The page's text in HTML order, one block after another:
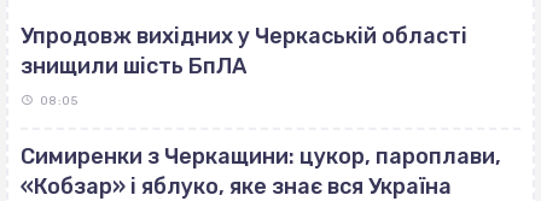
Упродовж вихідних у Черкаській області
знищили шість БпЛА
08:05
Симиренки з Черкащини: цукор, пароплави,
«Кобзар» і яблуко, яке знає вся Україна